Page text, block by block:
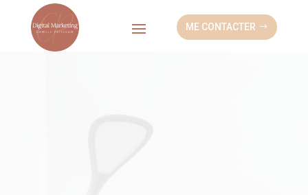
ME CONTACTER